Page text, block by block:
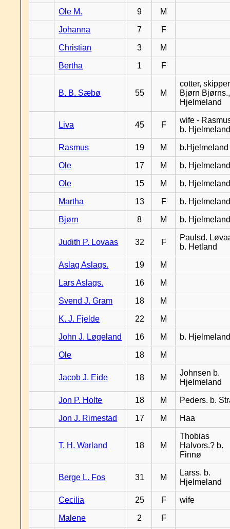
Ole M. 9 M
Johanna 7 F
Christian 3 M
Bertha 1 F
B. B. Sæbø 55 M
cotter,
Bjørn
Hjelmeland
Liva 45 F
wife -
b.
Rasmus 19 M b.Hjelmeland
Ole 17 M b.
Ole 15 M b.
Martha 13 F b.
Bjørn 8 M b.
Judith P. Lovaas 32 F
Paulsd.
b. Hetland
Aslag Aslags. 19 M
Lars Aslags. 16 M
Svend J. Gram 18 M
K. J. Fjelde 22 M
John J. Løgeland 16 M b.
Ole 18 M
Jacob J. Eide 18 M
Johnsen b.
Hjelmeland
Jon P. Holte 18 M Peders. b.
Jon J. Rimestad 17 M Haa
T. H. Warland 18 M
Thobias
Halvors.? b.
Finnø
Berge L. Fos 31 M
Larss. b.
Hjelmeland
Cecilia 25 F wife
Malene 2 F